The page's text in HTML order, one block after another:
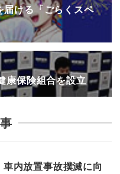
ける「ごらくスペ
保険組合を設立
内放置事故撲滅に向